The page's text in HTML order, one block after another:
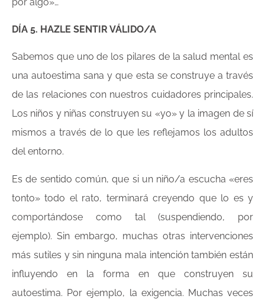
DÍA 5. HAZLE SENTIR VÁLIDO/A
Sabemos que uno de los pilares de la salud mental es
una autoestima sana y que esta se construye a través
de las relaciones con nuestros cuidadores principales.
Los niños y niñas construyen su «yo» y la imagen de sí
mismos a través de lo que les reflejamos los adultos
del entorno.
Es de sentido común, que si un niño/a escucha «eres
tonto» todo el rato, terminará creyendo que lo es y
comportándose como tal (suspendiendo, por
ejemplo). Sin embargo, muchas otras intervenciones
más sutiles y sin ninguna mala intención también están
influyendo en la forma en que construyen su
autoestima. Por ejemplo, la exigencia. Muchas veces